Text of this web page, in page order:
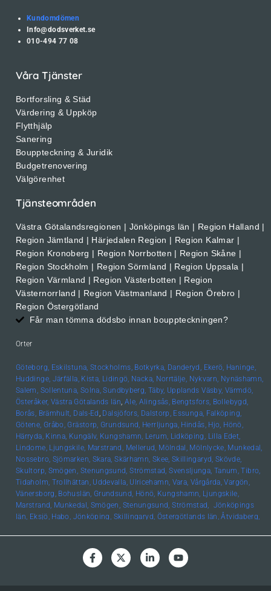
Kundomdömen
Info@dodsverket.se
010-494 77 08
Våra Tjänster
Bortforsling & Städ
Värdering & Uppköp
Flytthjälp
Sanering
Bouppteckning & Juridik
Budgetrenovering
Välgörenhet
Tjänsteområden
Västra Götalandsregionen | Jönköpings län | Region Halland |
Region Jämtland | Härjedalen Region | Region Kalmar |
Region Kronoberg | Region Norrbotten | Region Skåne |
Region Stockholm | Region Sörmland | Region Uppsala |
Region Värmland | Region Västerbotten | Region
Västernorrland | Region Västmanland | Region Örebro |
Region Östergötland
Får man tömma dödsbo innan bouppteckningen?
Orter
Göteborg, Eskilstuna, Stockholms, Botkyrka, Danderyd, Ekerö, Haninge,
Huddinge, Järfälla, Kista, Lidingö, Nacka, Norrtälje, Nykvarn, Nynäshamn,
Salem, Sollentuna, Solna, Sundbyberg, Täby, Upplands Väsby, Värmdö,
Österåker, Västra Götalands län, Ale, Alingsås, Bengtsfors, Bollebygd,
Borås, Brämhult, Dals-Ed , Dalsjöfors, Dalstorp, Essunga, Falköping,
Götene, Gråbo, Grästorp, Grundsund, Herrljunga, Hindås, Hjo, Hönö,
Härryda, Kinna, Kungälv, Kungshamn, Lerum, Lidköping, Lilla Edet,
Lindome, Ljungskile, Marstrand, Mellerud, Mölndal, Mölnlycke, Munkedal,
Nossebro, Sjömarken, Skara, Skärhamn, Skee, Skillingaryd, Skövde,
Skultorp, Smögen, Stenungsund, Strömstad, Svensljunga, Tanum, Tibro,
Tidaholm, Trollhättan, Uddevalla, Ulricehamn, Vara, Vårgårda, Vargön,
Vänersborg, Bohuslän, Grundsund, Hönö, Kungshamn, Ljungskile,
Marstrand, Munkedal, Smögen, Stenungsund, Strömstad, Jönköpings
län, Eksjö, Habo, Jönköping, Skillingaryd, Östergötlands län, Åtvidaberg,
Helsingborg, Höör, Lund, Malmö,
Värmlands län, Edsvalla, Karlstad,